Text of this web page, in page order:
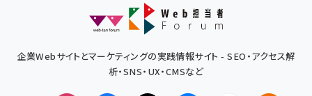
企業Webサイトとマーケティングの実践情報サイト - SEO・アクセス解
析・SNS・UX・CMSなど